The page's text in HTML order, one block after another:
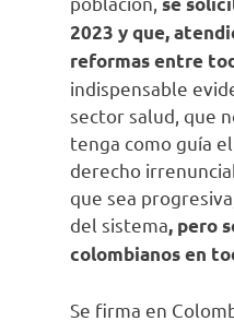
2023 y que,
reformas entre
indispensable
sector salud, que
tenga como guía
derecho
que sea
del sistema, pero
colombianos en
Se firma en